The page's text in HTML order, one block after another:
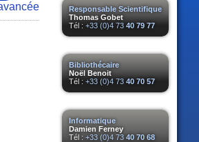
Responsable Scientifique
Thomas Gobet
Tél : +33 (0)4 73 40 79 77
Bibliothécaire
Noël Benoit
Tél : +33 (0)4 73 40 70 57
Informatique
Damien Ferney
Tél : +33 (0)4 73 40 70 68